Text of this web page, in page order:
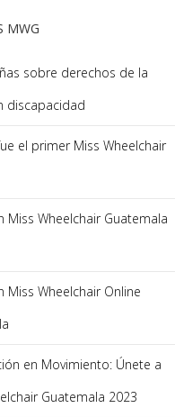
MWG
sobre derechos de la
discapacidad
el primer Miss Wheelchair
Miss Wheelchair Guatemala
Miss Wheelchair Online
en Movimiento: Únete a
Guatemala 2023